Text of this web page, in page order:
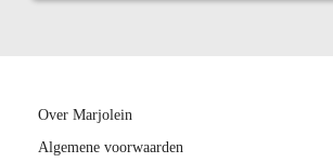
Over Marjolein
Algemene voorwaarden